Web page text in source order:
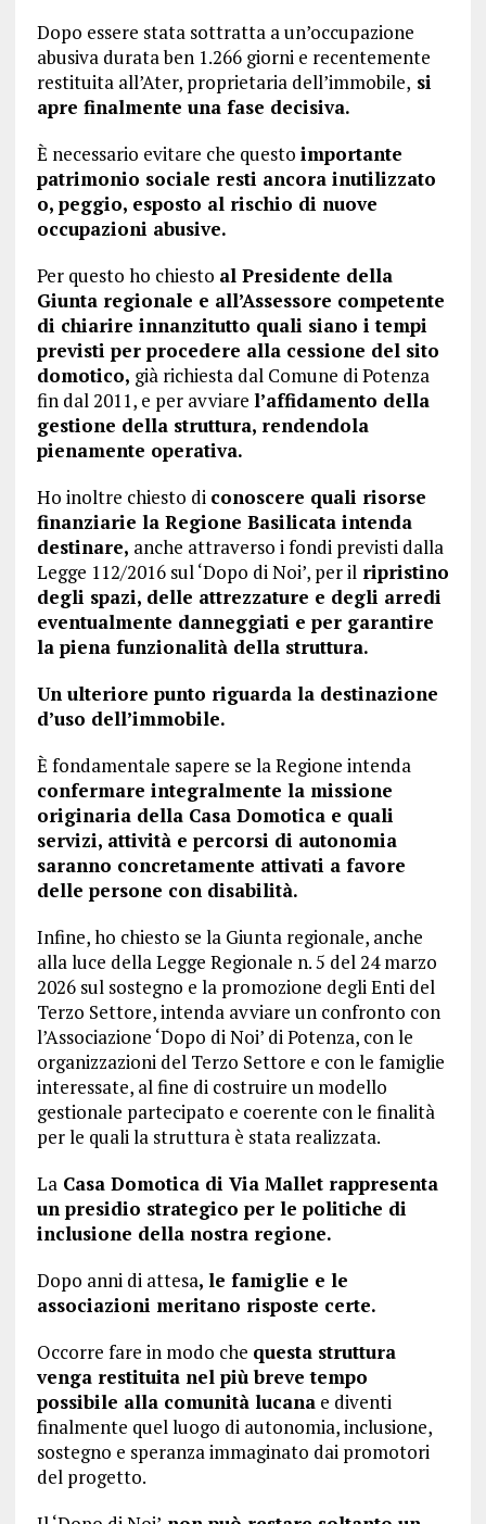
Dopo essere stata sottratta a un’occupazione
abusiva durata ben 1.266 giorni e recentemente
restituita all’Ater, proprietaria dell’immobile, si
apre finalmente una fase decisiva.
È necessario evitare che questo importante
patrimonio sociale resti ancora inutilizzato
o, peggio, esposto al rischio di nuove
occupazioni abusive.
Per questo ho chiesto al Presidente della
Giunta regionale e all’Assessore competente
di chiarire innanzitutto quali siano i tempi
previsti per procedere alla cessione del sito
domotico, già richiesta dal Comune di Potenza
fin dal 2011, e per avviare l’affidamento della
gestione della struttura, rendendola
pienamente operativa.
Ho inoltre chiesto di conoscere quali risorse
finanziarie la Regione Basilicata intenda
destinare, anche attraverso i fondi previsti dalla
Legge 112/2016 sul ‘Dopo di Noi’, per ilripristino
degli spazi, delle attrezzature e degli arredi
eventualmente danneggiati e per garantire
la piena funzionalità della struttura.
Un ulteriore punto riguarda la destinazione
d’uso dell’immobile.
È fondamentale sapere se la Regione intenda
confermare integralmente la missione
originaria della Casa Domotica e quali
servizi, attività e percorsi di autonomia
saranno concretamente attivati a favore
delle persone con disabilità.
Infine, ho chiesto se la Giunta regionale, anche
alla luce della Legge Regionale n. 5 del 24 marzo
2026 sul sostegno e la promozione degli Enti del
Terzo Settore, intenda avviare un confronto con
l’Associazione ‘Dopo di Noi’ di Potenza, con le
organizzazioni del Terzo Settore e con le famiglie
interessate, al fine di costruire un modello
gestionale partecipato e coerente con le finalità
per le quali la struttura è stata realizzata.
LaCasa Domotica di Via Mallet rappresenta
un presidio strategico per le politiche di
inclusione della nostra regione.
Dopo anni di attesa, le famiglie e le
associazioni meritano risposte certe.
Occorre fare in modo che questa struttura
venga restituita nel più breve tempo
possibile alla comunità lucanae diventi
finalmente quel luogo di autonomia, inclusione,
sostegno e speranza immaginato dai promotori
del progetto.